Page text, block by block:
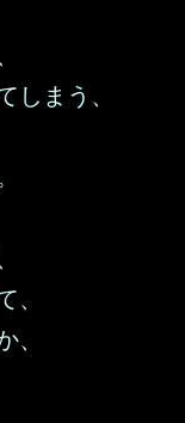
しまう、
、
、